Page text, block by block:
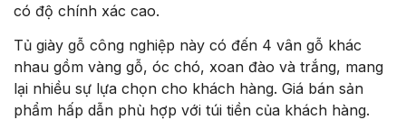
có độ chính xác cao.
Tủ giày gỗ công nghiệp này có đến 4 vân gỗ khác
nhau gồm vàng gỗ, óc chó, xoan đào và trắng, mang
lại nhiều sự lựa chọn cho khách hàng. Giá bán sản
phẩm hấp dẫn phù hợp với túi tiền của khách hàng.